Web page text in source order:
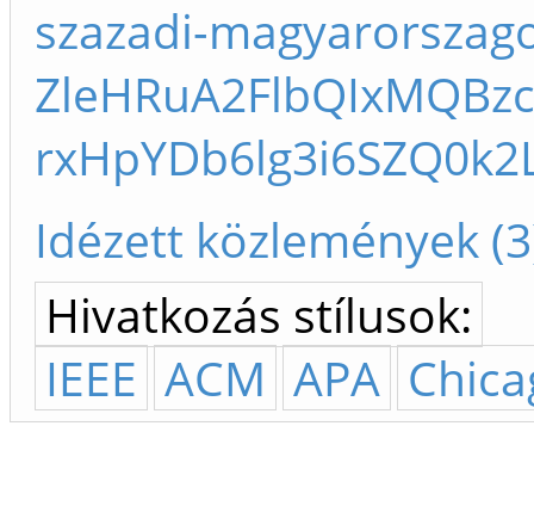
szazadi-
Idézett közlemények
Hivatkozás stílusok:
IEEE ACM APA